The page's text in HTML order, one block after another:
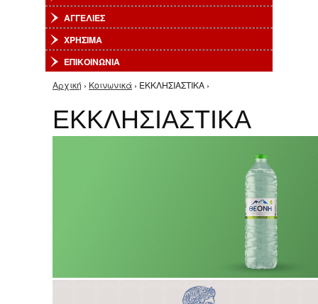
ΑΓΓΕΛΙΕΣ
ΧΡΗΣΙΜΑ
ΕΠΙΚΟΙΝΩΝΙΑ
Είστε εδώ
Αρχική › Κοινωνικά › ΕΚΚΛΗΣΙΑΣΤΙΚΑ ›
ΕΚΚΛΗΣΙΑΣΤΙΚΑ